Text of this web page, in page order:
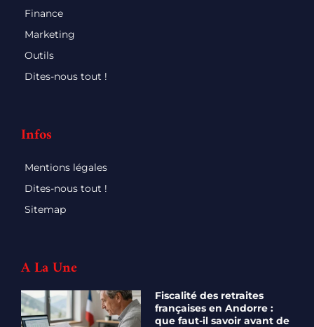
Finance
Marketing
Outils
Dites-nous tout !
Infos
Mentions légales
Dites-nous tout !
Sitemap
A La Une
Fiscalité des retraites
françaises en Andorre :
que faut-il savoir avant de